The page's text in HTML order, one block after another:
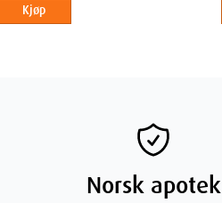
Kjøp
Norsk apotek